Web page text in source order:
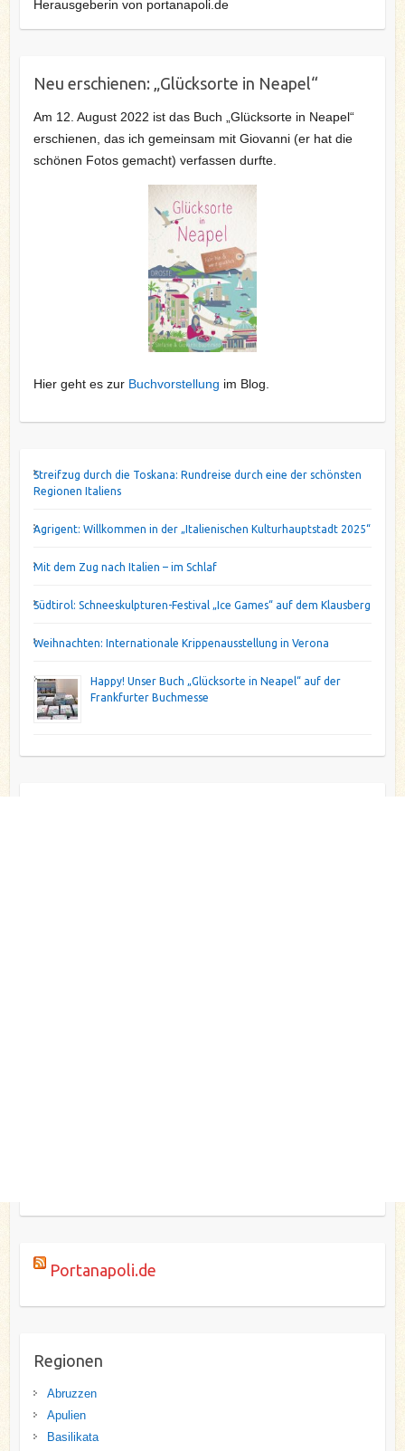
Herausgeberin von portanapoli.de
Neu erschienen: „Glücksorte in Neapel“
Am 12. August 2022 ist das Buch „Glücksorte in Neapel“
erschienen, das ich gemeinsam mit Giovanni (er hat die
schönen Fotos gemacht) verfassen durfte.
Hier geht es zur Buchvorstellung im Blog.
Streifzug durch die Toskana: Rundreise durch eine der schönsten
Regionen Italiens
Agrigent: Willkommen in der „Italienischen Kulturhauptstadt 2025“
Mit dem Zug nach Italien – im Schlaf
Südtirol: Schneeskulpturen-Festival „Ice Games“ auf dem Klausberg
Weihnachten: Internationale Krippenausstellung in Verona
Happy! Unser Buch „Glücksorte in Neapel“ auf der
Frankfurter Buchmesse
Portanapoli.de
Regionen
Abruzzen
Apulien
Basilikata